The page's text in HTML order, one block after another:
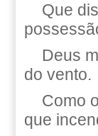
Que
Deus
do vento.
Como
que